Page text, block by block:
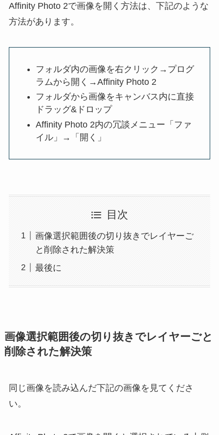
Affinity Photo 2で画像を開く方法は、下記のような
方法があります。
フォルダ内の画像を右クリック→プログ
ラムから開く→Affinity Photo 2
フォルダから画像をキャンバス内に直接
ドラッグ&ドロップ
Affinity Photo 2内の冗談メニュー「ファ
イル」→「開く」
目次
画像選択範囲後の切り抜きでレイヤーご
と削除された解決策
最後に
画像選択範囲後の切り抜きでレイヤーごと
削除された解決策
同じ画像を読み込んだ下記の画像を見てくださ
い。